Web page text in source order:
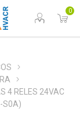
0
4 RELES 24VAC
S0A)